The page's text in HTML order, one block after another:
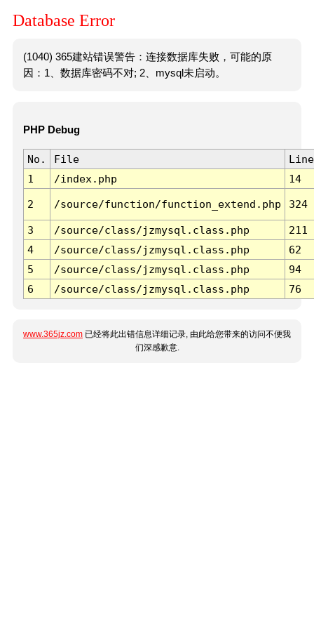
Database Error
(1040) 365建站错误警告：连接数据库失败，可能的原
因：1、数据库密码不对; 2、mysql未启动。
PHP Debug
No. File
Line
1
/index.php 14
2 /source/function/function_extend.php 324
3 /source/class/jzmysql.class.php
211
4
/source/class/jzmysql.class.php
62
5
/source/class/jzmysql.class.php
94
6
/source/class/jzmysql.class.php 76
www.365jz.com 已经将此出错信息详细记录, 由此给您带来的访问不便我
们深感歉意.